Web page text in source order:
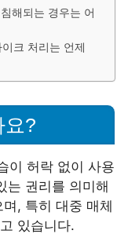
해되는 경우는 어
크 처리는 언제
요?
이 허락 없이 사용
는 권리를 의미해
, 특히 대중 매체
있습니다.